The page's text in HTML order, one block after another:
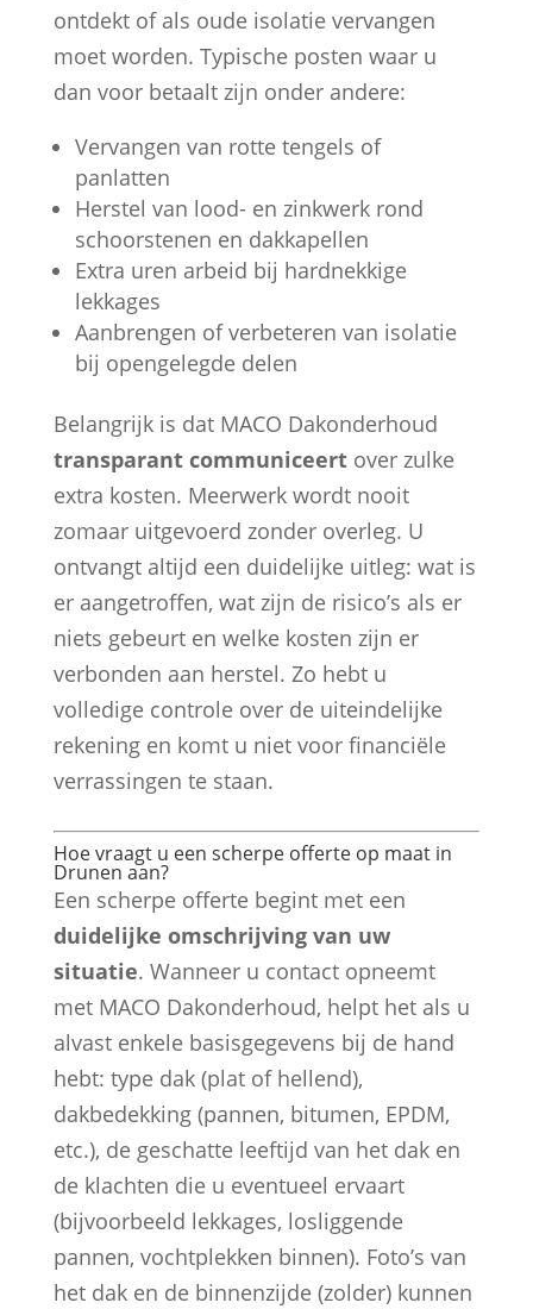
ontdekt of als oude isolatie vervangen
moet worden. Typische posten waar u
dan voor betaalt zijn onder andere:
Vervangen van rotte tengels of
panlatten
Herstel van lood- en zinkwerk rond
schoorstenen en dakkapellen
Extra uren arbeid bij hardnekkige
lekkages
Aanbrengen of verbeteren van isolatie
bij opengelegde delen
Belangrijk is dat MACO Dakonderhoud
transparant communiceertover zulke
extra kosten. Meerwerk wordt nooit
zomaar uitgevoerd zonder overleg. U
ontvangt altijd een duidelijke uitleg: wat is
er aangetroffen, wat zijn de risico’s als er
niets gebeurt en welke kosten zijn er
verbonden aan herstel. Zo hebt u
volledige controle over de uiteindelijke
rekening en komt u niet voor financiële
verrassingen te staan.
Hoe vraagt u een scherpe offerte op maat in
Drunen aan?
Een scherpe offerte begint met een
duidelijke omschrijving van uw
situatie. Wanneer u contact opneemt
met MACO Dakonderhoud, helpt het als u
alvast enkele basisgegevens bij de hand
hebt: type dak (plat of hellend),
dakbedekking (pannen, bitumen, EPDM,
etc.), de geschatte leeftijd van het dak en
de klachten die u eventueel ervaart
(bijvoorbeeld lekkages, losliggende
pannen, vochtplekken binnen). Foto’s van
het dak en de binnenzijde (zolder) kunnen